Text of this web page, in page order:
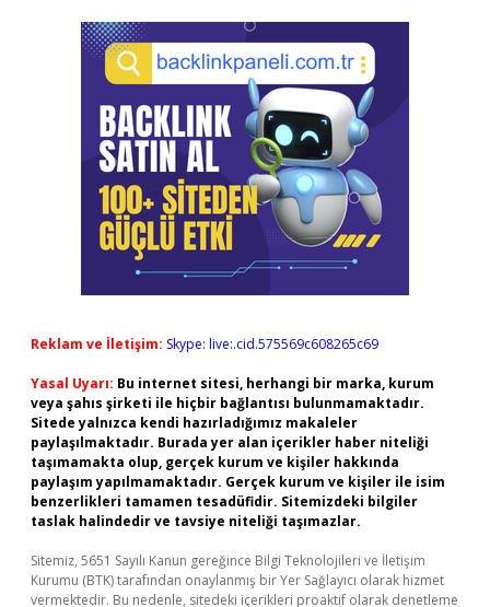
Reklam ve İletişim: Skype: live:.cid.575569c608265c69
Yasal Uyarı: Bu internet sitesi, herhangi bir marka, kurum
veya şahıs şirketi ile hiçbir bağlantısı bulunmamaktadır.
Sitede yalnızca kendi hazırladığımız makaleler
paylaşılmaktadır. Burada yer alan içerikler haber niteliği
taşımamakta olup, gerçek kurum ve kişiler hakkında
paylaşım yapılmamaktadır. Gerçek kurum ve kişiler ile isim
benzerlikleri tamamen tesadüfidir. Sitemizdeki bilgiler
taslak halindedir ve tavsiye niteliği taşımazlar.
Sitemiz, 5651 Sayılı Kanun gereğince Bilgi Teknolojileri ve İletişim
Kurumu (BTK) tarafından onaylanmış bir Yer Sağlayıcı olarak hizmet
vermektedir. Bu nedenle, sitedeki içerikleri proaktif olarak denetleme